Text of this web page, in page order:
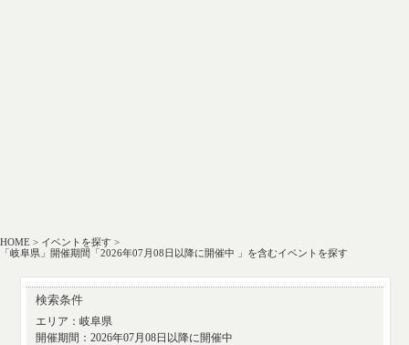
HOME > イベントを探す >
「岐阜県」開催期間「2026年07月08日以降に開催中 」を含むイベントを探す
検索条件
エリア：岐阜県
開催期間：2026年07月08日以降に開催中